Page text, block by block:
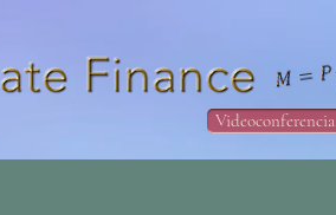
Videoconferencia